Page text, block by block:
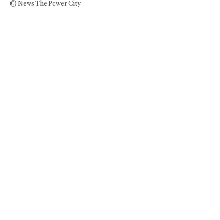
© News The Power City